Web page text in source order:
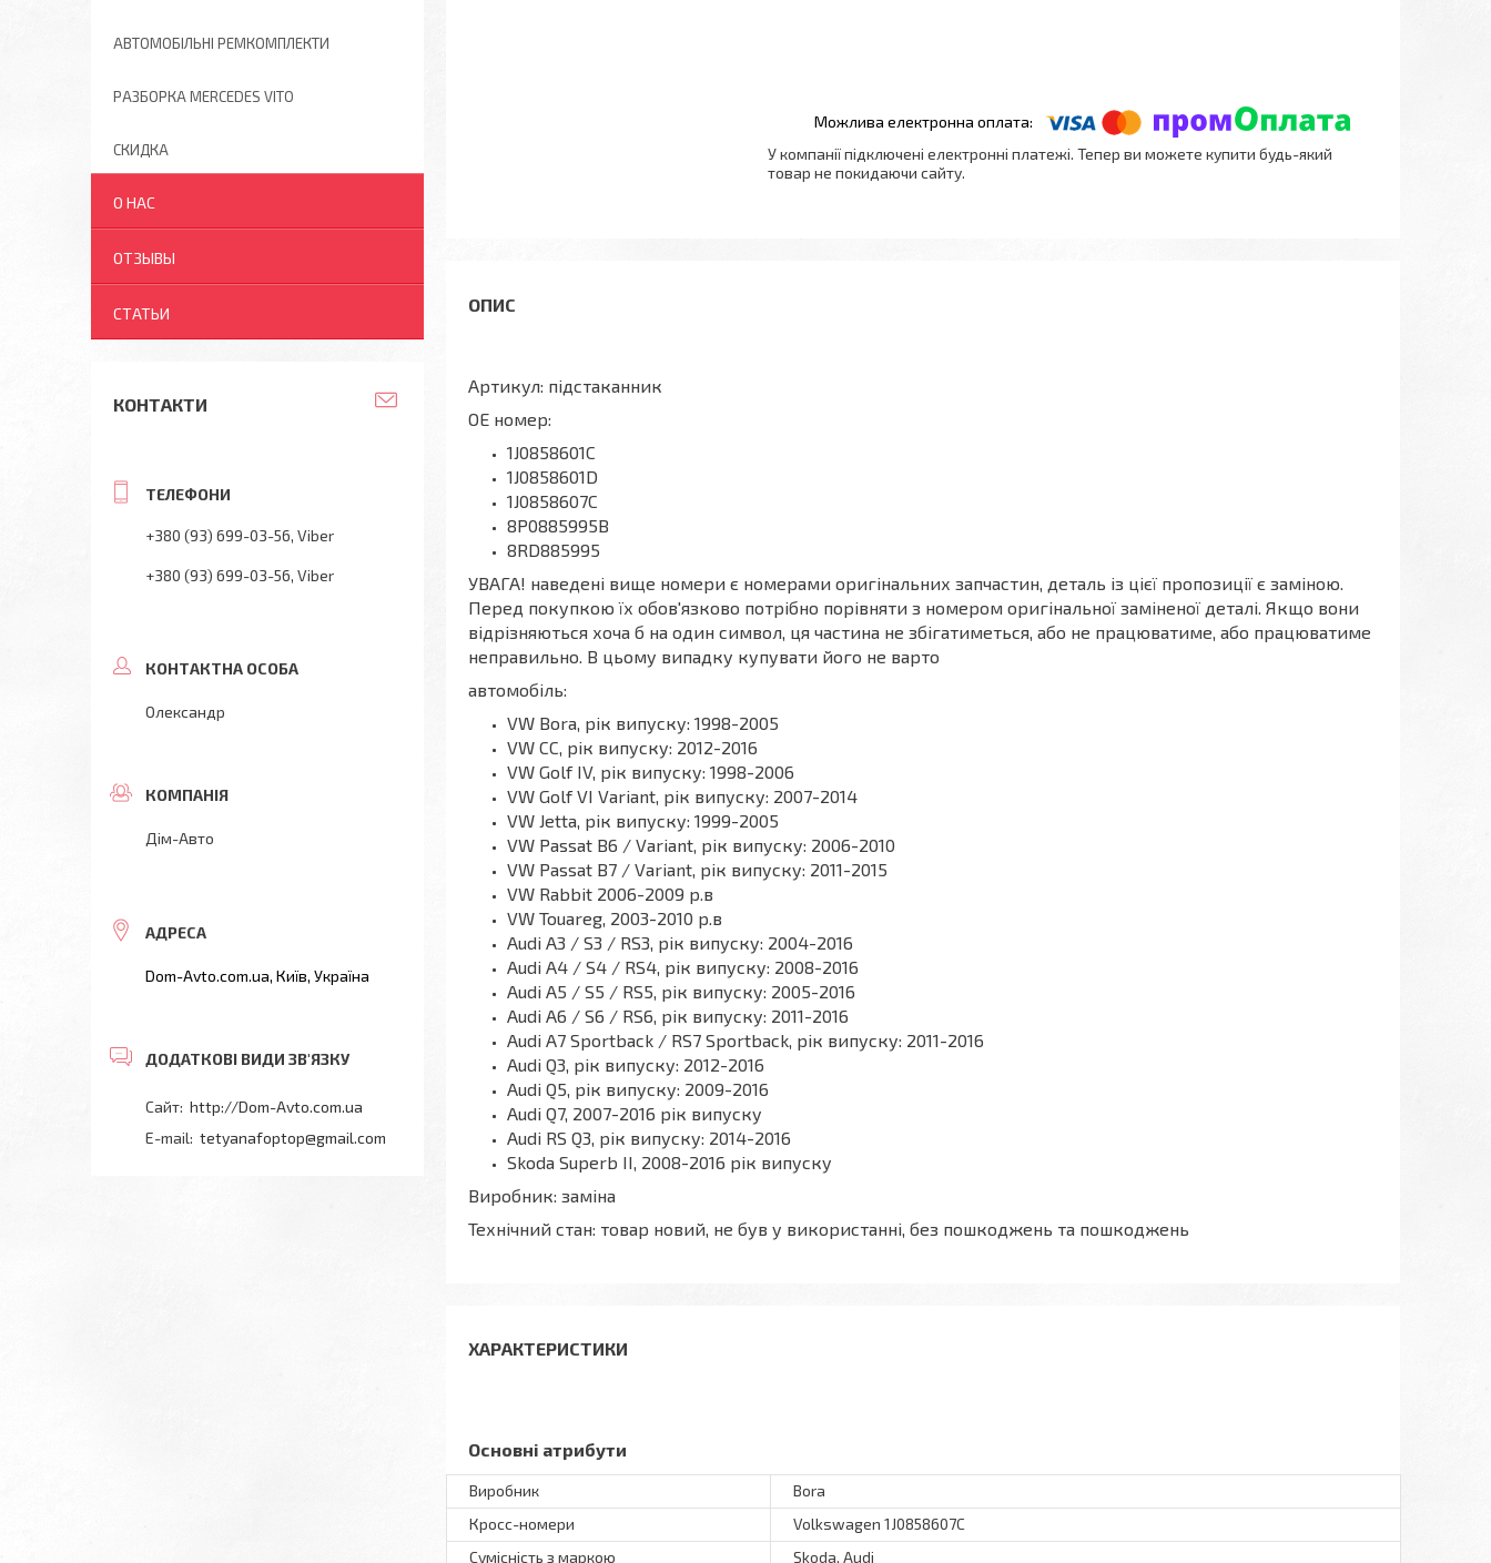
У компанії підключені електронні платежі. Тепер ви можете купити будь-який
товар не покидаючи сайту.
Артикул: підстаканник
OE номер:
1J0858601C
1J0858601D
1J0858607C
8P0885995B
8RD885995
УВАГА! наведені вище номери є номерами оригінальних запчастин, деталь із цієї пропозиції є заміною.
Перед покупкою їх обов'язково потрібно порівняти з номером оригінальної заміненої деталі. Якщо вони
відрізняються хоча б на один символ, ця частина не збігатиметься, або не працюватиме, або працюватиме
неправильно. В цьому випадку купувати його не варто
автомобіль:
VW Bora, рік випуску: 1998-2005
VW CC, рік випуску: 2012-2016
VW Golf IV, рік випуску: 1998-2006
VW Golf VI Variant, рік випуску: 2007-2014
VW Jetta, рік випуску: 1999-2005
VW Passat B6 / Variant, рік випуску: 2006-2010
VW Passat B7 / Variant, рік випуску: 2011-2015
VW Rabbit 2006-2009 р.в
VW Touareg, 2003-2010 р.в
Audi A3 / S3 / RS3, рік випуску: 2004-2016
Audi A4 / S4 / RS4, рік випуску: 2008-2016
Audi A5 / S5 / RS5, рік випуску: 2005-2016
Audi A6 / S6 / RS6, рік випуску: 2011-2016
Audi A7 Sportback / RS7 Sportback, рік випуску: 2011-2016
Audi Q3, рік випуску: 2012-2016
Audi Q5, рік випуску: 2009-2016
Audi Q7, 2007-2016 рік випуску
Audi RS Q3, рік випуску: 2014-2016
Skoda Superb II, 2008-2016 рік випуску
Виробник: заміна
Технічний стан: товар новий, не був у використанні, без пошкоджень та пошкоджень
ХАРАКТЕРИСТИКИ
Основні атрибути
Виробник
Bora
Кросс-номери
Volkswagen 1J0858607C
Сумісність з маркою
Skoda, Audi
АВТОМОБІЛЬНІ РЕМКОМПЛЕКТИ
РАЗБОРКА MERCEDES VITO
СКИДКА
О НАС
ОТЗЫВЫ
СТАТЬИ
КОНТАКТИ
+380 (93) 699-03-56 Viber
+380 (93) 699-03-56 Viber
Олександр
Дім-Авто
Dom-Avto.com.ua, Київ, Україна
http://Dom-Avto.com.ua
tetyanafoptop@gmail.com